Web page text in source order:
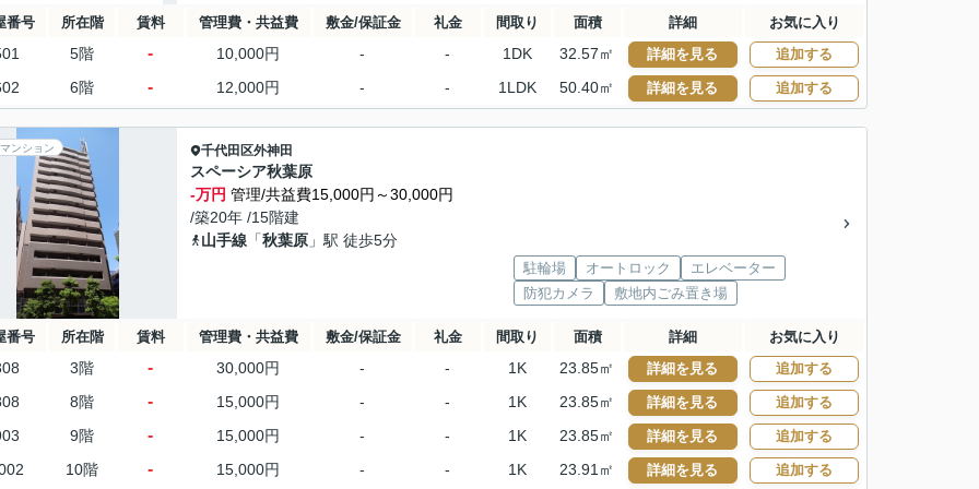
番号 所在階 賃料 管理費・共益費 敷金/保証金 礼金 間取り 面積 詳細 お気に入り
5階 - 10,000円 - - 1DK 32.57㎡ 詳細を見る 追加する
6階 - 12,000円 - - 1LDK 50.40㎡ 詳細を見る 追加する
ンション 千代田区外神田
スペーシア秋葉原
-万円 管理/共益費15,000円～30,000円
/築20年 /15階建
山手線 「秋葉原 」駅 徒歩5分
駐輪場 オートロック
エレベーター
防犯カメラ
敷地内ごみ置き場
番号 所在階 賃料 管理費・共益費 敷金/保証金 礼金 間取り 面積 詳細 お気に入り
3階 - 30,000円 - - 1K 23.85㎡ 詳細を見る 追加する
8階 - 15,000円 - - 1K 23.85㎡ 詳細を見る 追加する
9階 - 15,000円 - - 1K 23.85㎡ 詳細を見る 追加する
10階 - 15,000円 - - 1K 23.91㎡ 詳細を見る 追加する